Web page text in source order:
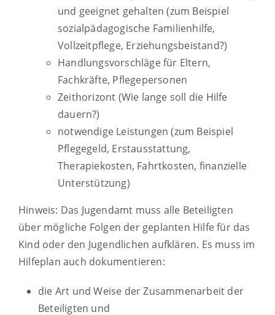
und geeignet gehalten (zum Beispiel
sozialpädagogische Familienhilfe,
Vollzeitpflege, Erziehungsbeistand?)
Handlungsvorschläge für Eltern,
Fachkräfte, Pflegepersonen
Zeithorizont (Wie lange soll die Hilfe
dauern?)
notwendige Leistungen (zum Beispiel
Pflegegeld, Erstausstattung,
Therapiekosten, Fahrtkosten, finanzielle
Unterstützung)
Hinweis: Das Jugendamt muss alle Beteiligten
über mögliche Folgen der geplanten Hilfe für das
Kind oder den Jugendlichen aufklären. Es muss im
Hilfeplan auch dokumentieren:
die Art und Weise der Zusammenarbeit der
Beteiligten und